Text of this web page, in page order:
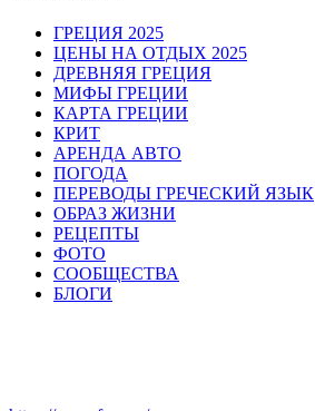
ГРЕЦИЯ 2025
ЦЕНЫ НА ОТДЫХ 2025
ДРЕВНЯЯ ГРЕЦИЯ
МИФЫ ГРЕЦИИ
КАРТА ГРЕЦИИ
КРИТ
АРЕНДА АВТО
ПОГОДА
ПЕРЕВОДЫ ГРЕЧЕСКИЙ ЯЗЫК
ОБРАЗ ЖИЗНИ
РЕЦЕПТЫ
ФОТО
СООБЩЕСТВА
БЛОГИ